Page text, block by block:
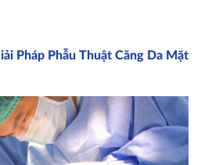
Pháp Phẫu Thuật Căng Da Mặt